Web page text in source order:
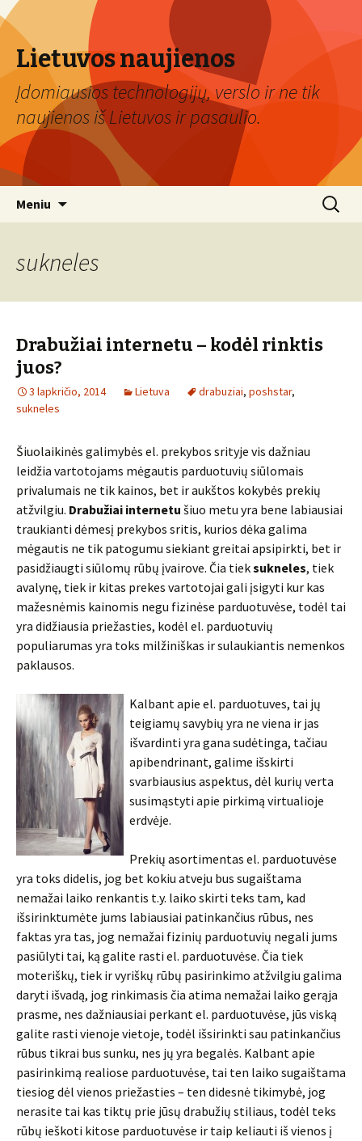
Lietuvos naujienos
Įdomiausios technologijų, verslo ir ne tik
naujienos iš Lietuvos ir pasaulio.
Meniu Ieškoti:
sukneles
Drabužiai internetu – kodėl rinktis
juos?
3 lapkričio, 2014 Lietuva drabuziai, poshstar,
sukneles
Šiuolaikinės galimybės el. prekybos srityje vis dažniau
leidžia vartotojams mėgautis parduotuvių siūlomais
privalumais ne tik kainos, bet ir aukštos kokybės prekių
atžvilgiu. Drabužiai internetu šiuo metu yra bene labiausiai
traukianti dėmesį prekybos sritis, kurios dėka galima
mėgautis ne tik patogumu siekiant greitai apsipirkti, bet ir
pasidžiaugti siūlomų rūbų įvairove. Čia tieksukneles, tiek
avalynę, tiek ir kitas prekes vartotojai gali įsigyti kur kas
mažesnėmis kainomis negu fizinėse parduotuvėse, todėl tai
yra didžiausia priežasties, kodėl el. parduotuvių
populiarumas yra toks milžiniškas ir sulaukiantis nemenkos
paklausos.
Kalbant apie el. parduotuves, tai jų
teigiamų savybių yra ne viena ir jas
išvardinti yra gana sudėtinga, tačiau
apibendrinant, galime išskirti
svarbiausius aspektus, dėl kurių verta
susimąstyti apie pirkimą virtualioje
erdvėje.
Prekių asortimentas el. parduotuvėse
yra toks didelis, jog bet kokiu atveju bus sugaištama
nemažai laiko renkantis t.y. laiko skirti teks tam, kad
išsirinktumėte jums labiausiai patinkančius rūbus, nes
faktas yra tas, jog nemažai fizinių parduotuvių negali jums
pasiūlyti tai, ką galite rasti el. parduotuvėse. Čia tiek
moteriškų, tiek ir vyriškų rūbų pasirinkimo atžvilgiu galima
daryti išvadą, jog rinkimasis čia atima nemažai laiko gerąja
prasme, nes dažniausiai perkant el. parduotuvėse, jūs viską
galite rasti vienoje vietoje, todėl išsirinkti sau patinkančius
rūbus tikrai bus sunku, nes jų yra begalės. Kalbant apie
pasirinkimą realiose parduotuvėse, tai ten laiko sugaištama
tiesiog dėl vienos priežasties – ten didesnė tikimybė, jog
nerasite tai kas tiktų prie jūsų drabužių stiliaus, todėl teks
rūbų ieškoti kitose parduotuvėse ir taip keliauti iš vienos į